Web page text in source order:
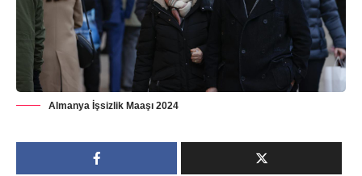
Almanya İşsizlik Maaşı 2024